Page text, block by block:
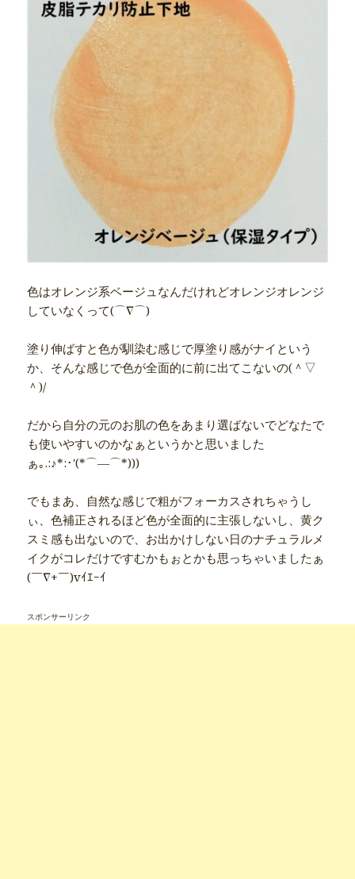
色はオレンジ系ベージュなんだけれどオレンジオレンジ
していなくって(⌒∇⌒)
塗り伸ばすと色が馴染む感じで厚塗り感がナイという
か、そんな感じで色が全面的に前に出てこないの(＾▽
＾)/
だから自分の元のお肌の色をあまり選ばないでどなたで
も使いやすいのかなぁというかと思いました
ぁ｡.:♪*:･'(*⌒―⌒*)))
でもまあ、自然な感じで粗がフォーカスされちゃうし
ぃ、色補正されるほど色が全面的に主張しないし、黄ク
スミ感も出ないので、お出かけしない日のナチュラルメ
イクがコレだけですむかもぉとかも思っちゃいましたぁ
(￣∇+￣)vｲｴｰｲ
スポンサーリンク